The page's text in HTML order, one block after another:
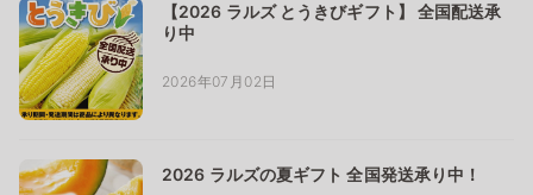
【2026 ラルズ とうきびギフト】 全国配送承
り中
2026年07月02日
2026 ラルズの夏ギフト 全国発送承り中！